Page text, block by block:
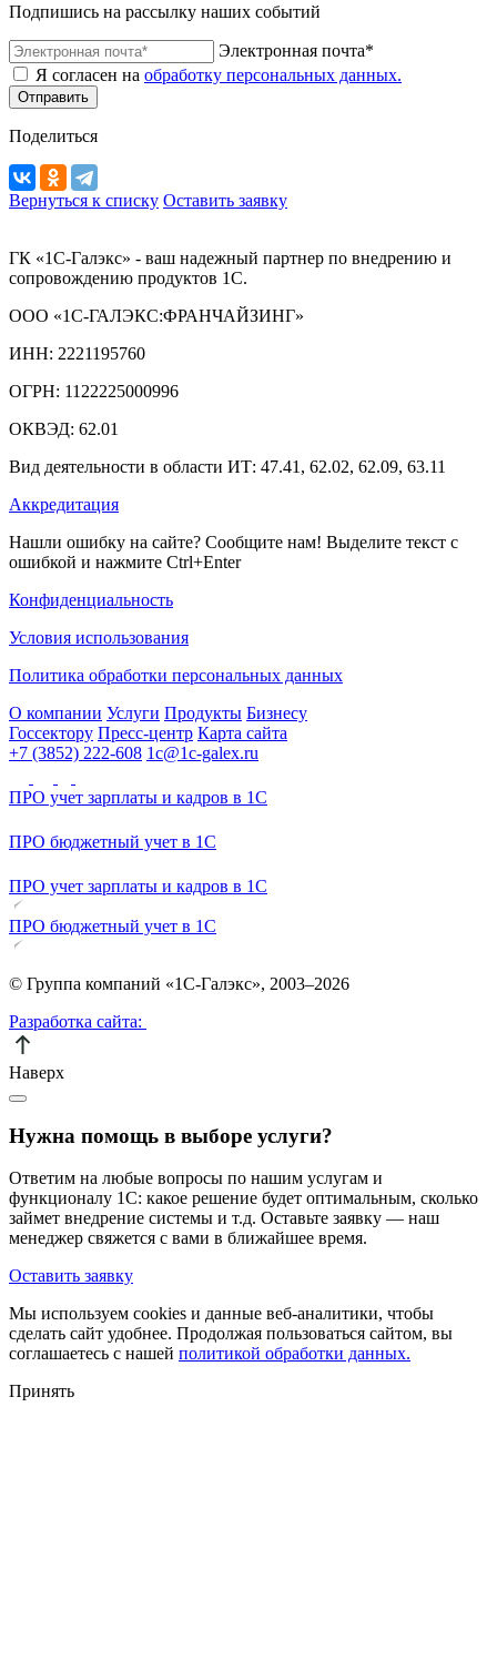
Подпишись на рассылку наших событий
Электронная почта*
Я согласен на обработку персональных данных.
Отправить
Поделиться
Вернуться к списку Оставить заявку
ГК «1С-Галэкс» - ваш надежный партнер по внедрению и
сопровождению продуктов 1С.
ООО «1С-ГАЛЭКС:ФРАНЧАЙЗИНГ»
ИНН: 2221195760
ОГРН: 1122225000996
ОКВЭД: 62.01
Вид деятельности в области ИТ: 47.41, 62.02, 62.09, 63.11
Аккредитация
Нашли ошибку на сайте? Сообщите нам! Выделите текст с
ошибкой и нажмите Ctrl+Enter
Конфиденциальность
Условия использования
Политика обработки персональных данных
О компании Услуги Продукты Бизнесу
Госсектору Пресс-центр Карта сайта
+7 (3852) 222-608 1c@1c-galex.ru
ПРО учет зарплаты и кадров в 1С
ПРО бюджетный учет в 1С
ПРО учет зарплаты и кадров в 1С
ПРО бюджетный учет в 1С
© Группа компаний «1С-Галэкс», 2003–2026
Разработка сайта:
Наверх
Нужна помощь в выборе услуги?
Ответим на любые вопросы по нашим услугам и
функционалу 1С: какое решение будет оптимальным, сколько
займет внедрение системы и т.д. Оставьте заявку — наш
менеджер свяжется с вами в ближайшее время.
Оставить заявку
Мы используем cookies и данные веб-аналитики, чтобы
сделать сайт удобнее. Продолжая пользоваться сайтом, вы
соглашаетесь с нашей политикой обработки данных.
Принять